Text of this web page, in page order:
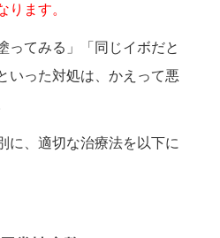
ります。
ってみる」「同じイボだと
いった対処は、かえって悪
に、適切な治療法を以下に